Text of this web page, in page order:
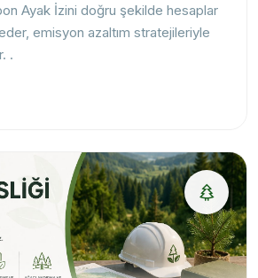
Ayak İzini doğru şekilde hesaplar
emisyon azaltım stratejileriyle
.